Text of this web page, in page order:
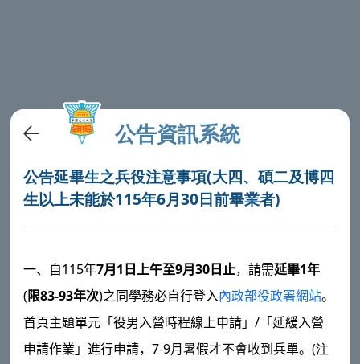
公告資訊系統
公告延畢生之兵役注意事項(大四、碩二及博四
生以上未能於115年6月30日前畢業者)
一、自115年7月 1 日上午至9月30 日止，請需延畢1年
( 限83-93年次)之同學務必自行登入內政部役政署網站。
首頁主題單元「役男入營時程線上申請」/ 「延緩入營
申請作業」進行申請，7-9月暑假才不會收到兵單。(注